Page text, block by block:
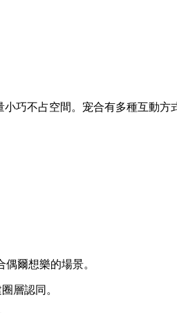
巧不占空間。宠合有多種互動
爾想樂的場景。
層認同。